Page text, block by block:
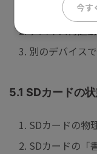
今す
SDカードの状
デバイス再起動
別のデバイス
5.1 SDカードの
SDカードの物
SDカードの「